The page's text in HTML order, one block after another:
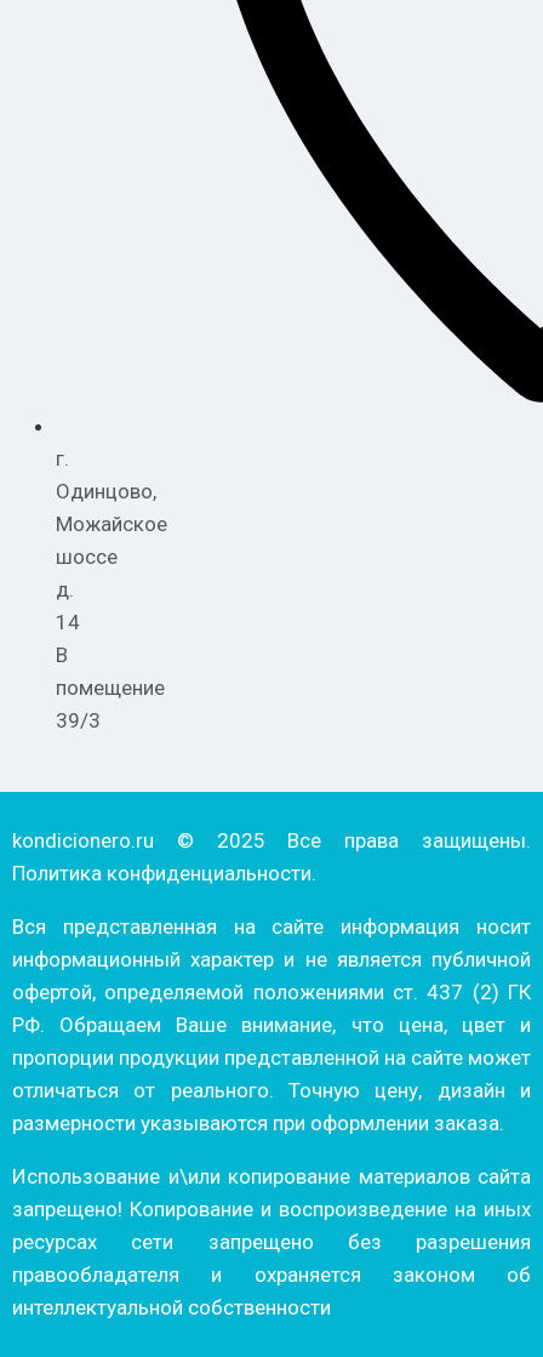
г.
Одинцово,
Можайское
шоссе
д.
14
В
помещение
39/3
kondicionero.ru © 2025 Все права защищены.
Политика конфиденциальности.
Вся представленная на сайте информация носит
информационный характер и не является публичной
офертой, определяемой положениями ст. 437 (2) ГК
РФ. Обращаем Ваше внимание, что цена, цвет и
пропорции продукции представленной на сайте может
отличаться от реального. Точную цену, дизайн и
размерности указываются при оформлении заказа.
Использование и\или копирование материалов сайта
запрещено! Копирование и воспроизведение на иных
ресурсах сети запрещено без разрешения
правообладателя и охраняется законом об
интеллектуальной собственности